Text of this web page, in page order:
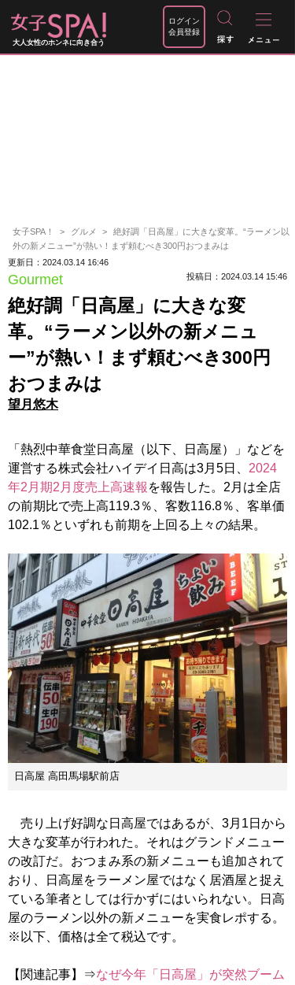
大人女性のホンネに向き合う
ログイン
会員登録
女子SPA！ グルメ
絶好調「日高屋」に大きな変革。“ラーメン以
外の新メニュー”が熱い！まず頼むべき300円おつまみは
更新日：2024.03.14 16:46
Gourmet 投稿日：2024.03.14 15:46
絶好調「日高屋」に大きな変
革。“ラーメン以外の新メニュ
ー”が熱い！まず頼むべき300円
おつまみは
望月悠木
「熱烈中華食堂日高屋（以下、日高屋）」などを
運営する株式会社ハイデイ日高は3月5日、 2024
年2月期2月度売上高速報 を報告した。2月は全店
の前期比で売上高119.3％、客数116.8％、客単価
102.1％といずれも前期を上回る上々の結果。
日高屋 高田馬場駅前店
売り上げ好調な日高屋ではあるが、3月1日から
大きな変革が行われた。それはグランドメニュー
の改訂だ。おつまみ系の新メニューも追加されて
おり、日高屋をラーメン屋ではなく居酒屋と捉え
ている筆者としては行かずにはいられない。日高
屋のラーメン以外の新メニューを実食レポする。
※以下、価格は全て税込です。
【関連記事】⇒なぜ今年「日高屋」が突然ブーム